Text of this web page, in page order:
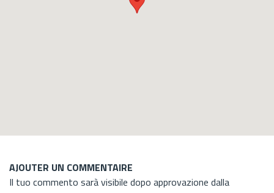
AJOUTER UN COMMENTAIRE
Il tuo commento sarà visibile dopo approvazione dalla